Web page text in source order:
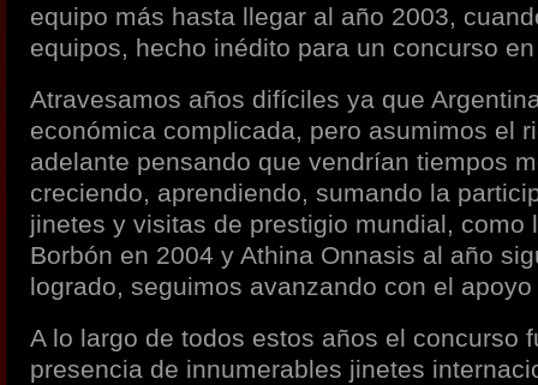
equipo más hasta llegar al año 2003,
equipos, hecho inédito para un concurso
Atravesamos años difíciles ya que
económica complicada, pero asumimos el
adelante pensando que vendrían tiempos
creciendo, aprendiendo, sumando la
jinetes y visitas de prestigio mundial, como
Borbón en 2004 y Athina Onnasis al año
logrado, seguimos avanzando con el
A lo largo de todos estos años el concurso
presencia de innumerables jinetes